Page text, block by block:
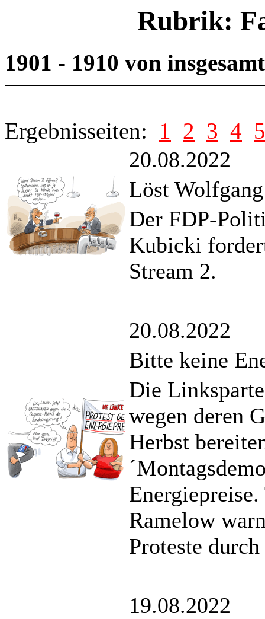
Rubrik:
1901 - 1910 von
Ergebnisseiten: 1 2 3 4 5
20.08.2022
Löst
Der FDP-
Kubicki
Stream 2.
20.08.2022
Bitte keine
Die
wegen deren
Herbst
Ramelow
Proteste
19.08.2022